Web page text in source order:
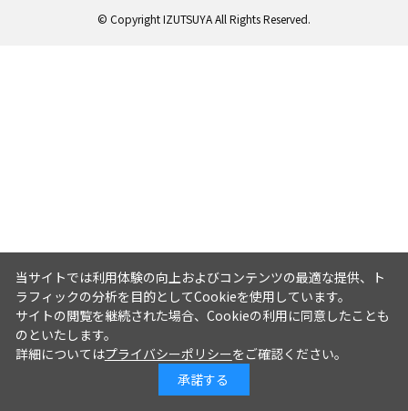
© Copyright IZUTSUYA All Rights Reserved.
当サイトでは利用体験の向上およびコンテンツの最適な提供、ト
ラフィックの分析を目的としてCookieを使用しています。
サイトの閲覧を継続された場合、Cookieの利用に同意したことも
のといたします。
詳細についてはプライバシーポリシーをご確認ください。
承諾する